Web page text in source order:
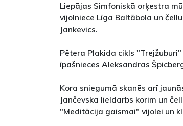
Liepājas Simfoniskā orķestra
vijolniece Līga Baltābola un
Jankevics.
Pētera Plakida cikls
īpašnieces Aleksandras
Kora sniegumā skanēs arī
Jančevska lieldarbs korim un
"Meditācija gaismai" vijolei un